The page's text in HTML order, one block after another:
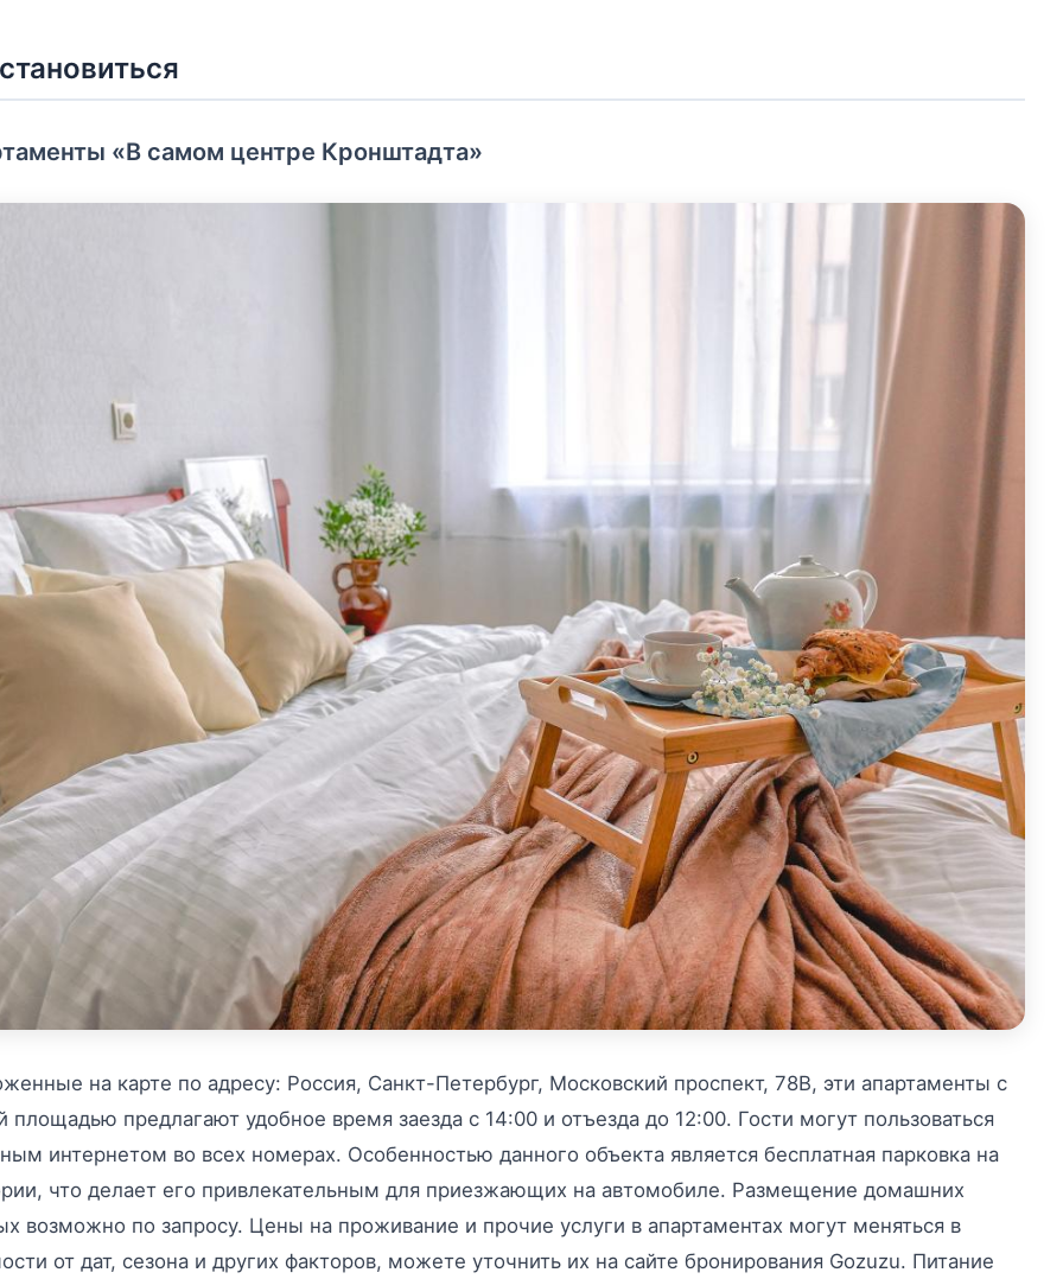
«В самом центре Кронштадта»
на карте по адресу: Россия, Санкт-Петербург, Московский проспект, 78В, эти апартаменты с
площадью предлагают удобное время заезда с 14:00 и отъезда до 12:00. Гости могут пользоваться
интернетом во всех номерах. Особенностью данного объекта является бесплатная парковка на
что делает его привлекательным для приезжающих на автомобиле. Размещение домашних
возможно по запросу. Цены на проживание и прочие услуги в апартаментах могут меняться в
от дат, сезона и других факторов, можете уточнить их на сайте бронирования Gozuzu. Питание